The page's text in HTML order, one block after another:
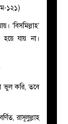
১২১)
‘বিসমিল্লাহ’
যায় না।
ভুল করি, তবে
রাসূলুল্লাহ